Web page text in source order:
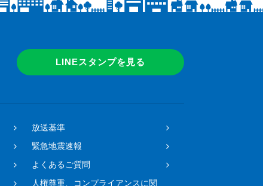
LINEスタンプを見る
放送基準
緊急地震速報
よくあるご質問
人権尊重、コンプライアンスに関